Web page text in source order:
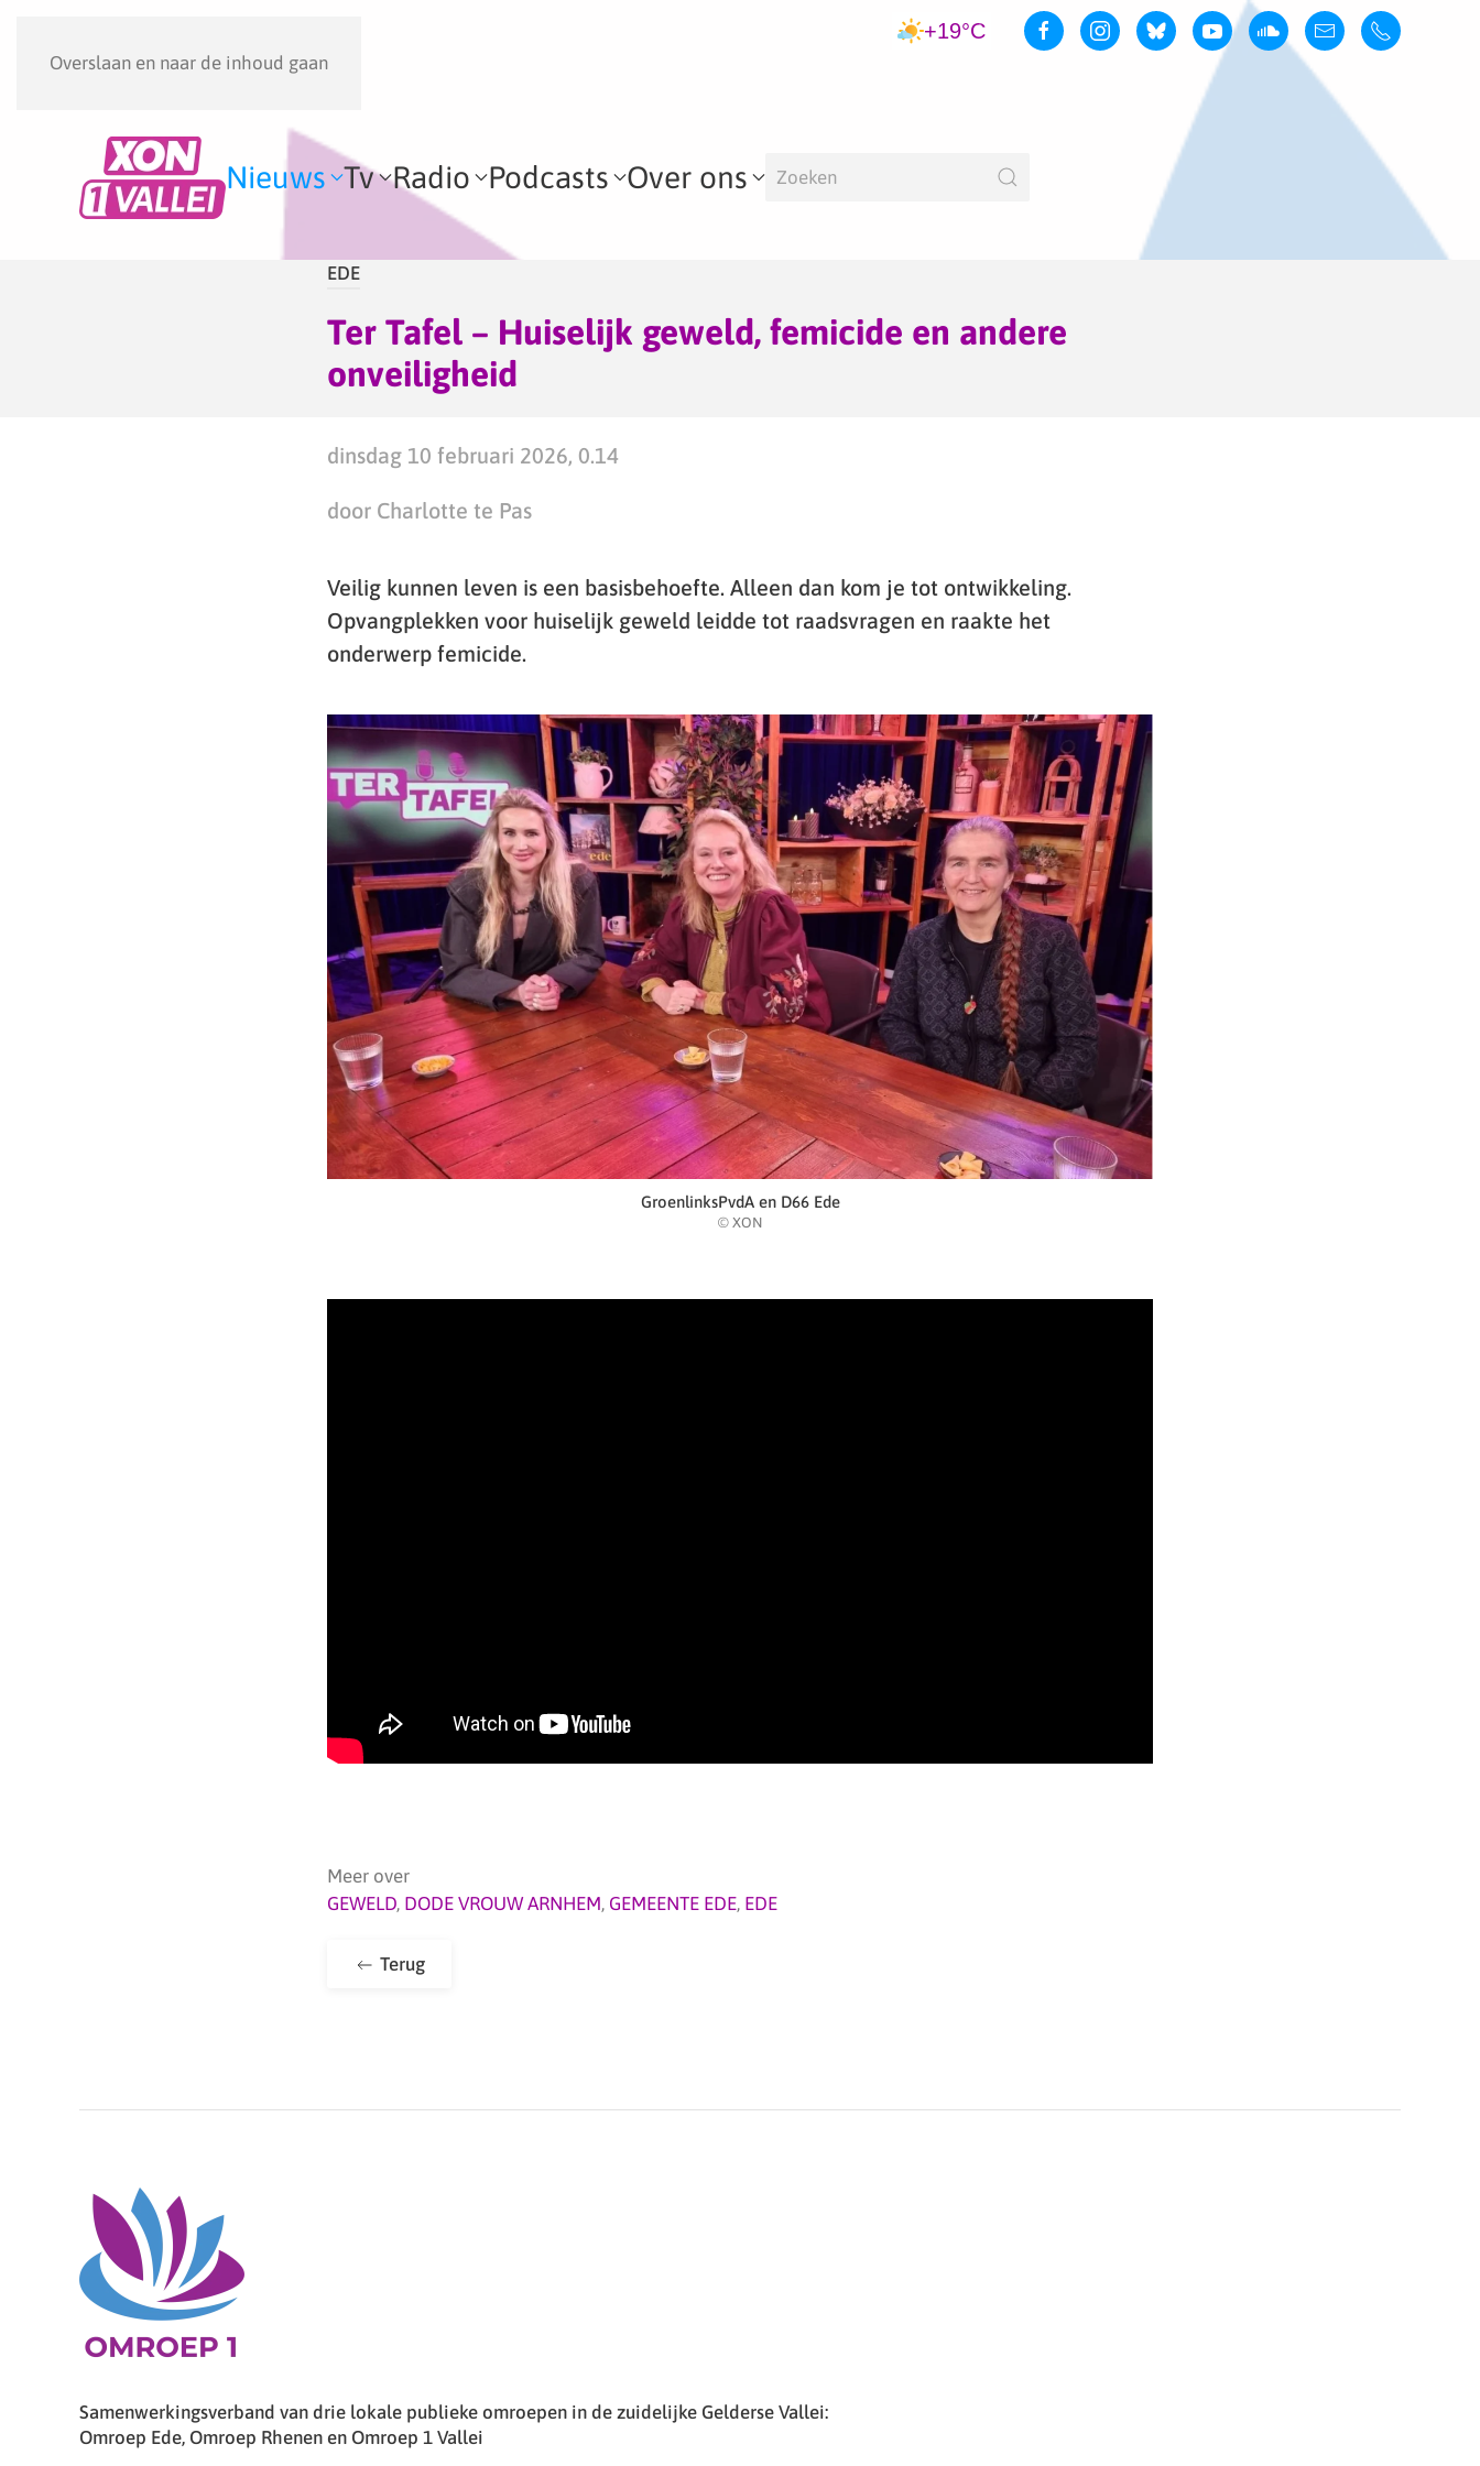
Overslaan en naar de inhoud gaan
+19°C
Nieuws Tv Radio Podcasts Over ons
EDE
Ter Tafel – Huiselijk geweld, femicide en andere
onveiligheid
dinsdag 10 februari 2026, 0.14
door Charlotte te Pas
Veilig kunnen leven is een basisbehoefte. Alleen dan kom je tot ontwikkeling.
Opvangplekken voor huiselijk geweld leidde tot raadsvragen en raakte het
onderwerp femicide.
GroenlinksPvdA en D66 Ede
© XON
Meer over
GEWELD, DODE VROUW ARNHEM, GEMEENTE EDE, EDE
Terug
Samenwerkingsverband van drie lokale publieke omroepen in de zuidelijke Gelderse Vallei:
Omroep Ede, Omroep Rhenen en Omroep 1 Vallei